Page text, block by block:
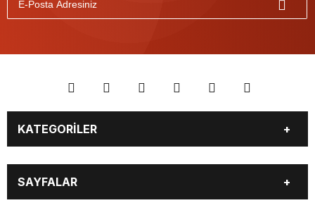
KATEGORİLER
BİYOGRAFİLER
DÜNYA
EĞİTİM
FOTO GALERİ
Genel
SAYFALAR